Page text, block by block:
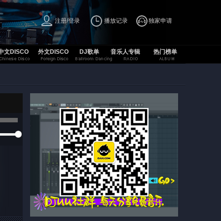
注册/登录 播放记录 独家申请
文DISCO 外文DISCO DJ歌单 音乐人专辑 热门榜单